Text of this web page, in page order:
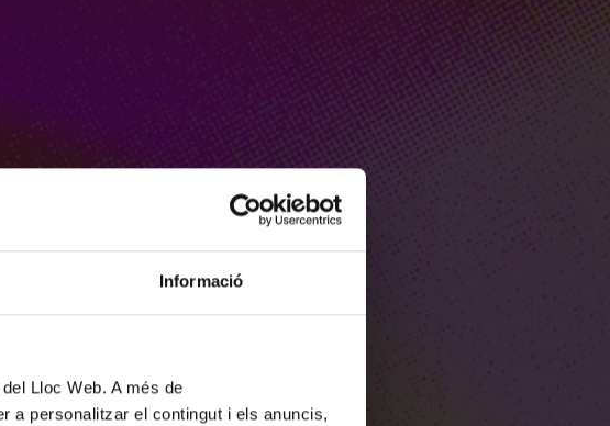
Informació
Lloc Web. A més de
a personalitzar el contingut i els anuncis,